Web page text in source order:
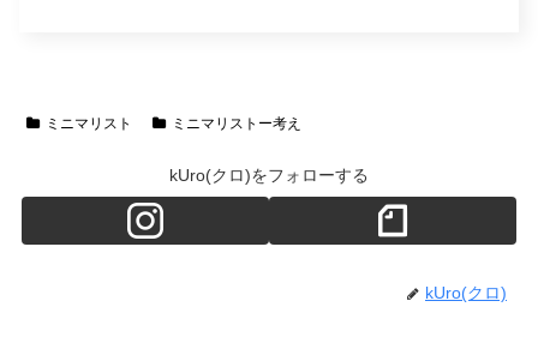
ミニマリスト ミニマリストー考え
kUro(クロ)をフォローする
kUro(クロ)